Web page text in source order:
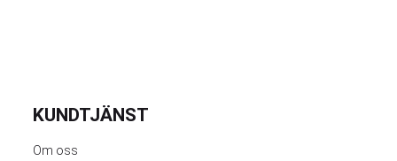
KUNDTJÄNST
Om oss